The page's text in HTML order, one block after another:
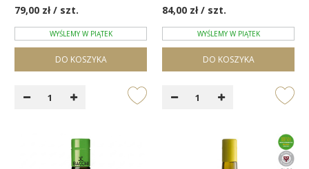
79,00 zł / szt.
WYŚLEMY W PIĄTEK
DO KOSZYKA
84,00 zł / szt.
WYŚLEMY W PIĄTEK
DO KOSZYKA